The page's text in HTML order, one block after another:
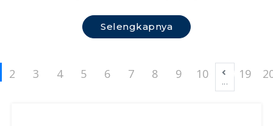
Selengkapnya
2 3 4 5 6 7 8 9 10
...
19